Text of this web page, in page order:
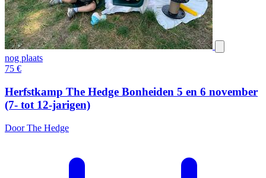
nog plaats
75 €
Herfstkamp The Hedge Bonheiden 5 en 6 november
(7- tot 12-jarigen)
Door The Hedge